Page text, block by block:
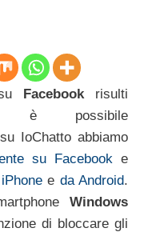
Facebookrisulti
è possibile
IoChatto abbiamo
su Facebook e
e da Android.
Windows
di bloccare gli